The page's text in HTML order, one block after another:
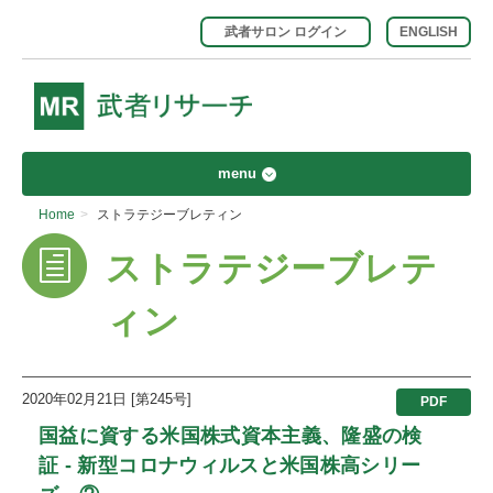
ENGLISH
武者サロン ログイン
menu
Home > ストラテジーブレティン
ストラテジーブレテ
ィン
PDF
2020年02月21日 [第245号]
国益に資する米国株式資本主義、隆盛の検
証 - 新型コロナウィルスと米国株高シリー